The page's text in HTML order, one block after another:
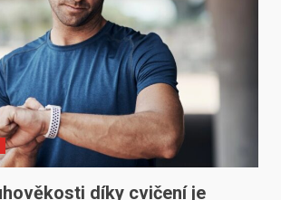
díky cvičení je